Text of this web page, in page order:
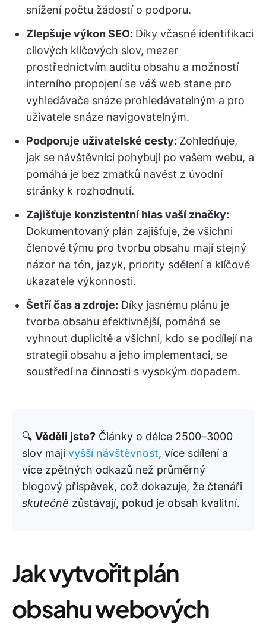
snížení počtu žádostí o podporu.
Zlepšuje výkon SEO: Díky včasné identifikaci
cílových klíčových slov, mezer
prostřednictvím auditu obsahu a možností
interního propojení se váš web stane pro
vyhledávače snáze prohledávatelným a pro
uživatele snáze navigovatelným.
Podporuje uživatelské cesty: Zohledňuje,
jak se návštěvníci pohybují po vašem webu, a
pomáhá je bez zmatků navést z úvodní
stránky k rozhodnutí.
Zajišťuje konzistentní hlas vaší značky:
Dokumentovaný plán zajišťuje, že všichni
členové týmu pro tvorbu obsahu mají stejný
názor na tón, jazyk, priority sdělení a klíčové
ukazatele výkonnosti.
Šetří čas a zdroje: Díky jasnému plánu je
tvorba obsahu efektivnější, pomáhá se
vyhnout duplicitě a všichni, kdo se podílejí na
strategii obsahu a jeho implementaci, se
soustředí na činnosti s vysokým dopadem.
🔍 Věděli jste? Články o délce 2500–3000
slov majívyšší návštěvnost, více sdílení a
více zpětných odkazů než průměrný
blogový příspěvek, což dokazuje, že čtenáři
skutečně zůstávají, pokud je obsah kvalitní.
Jak vytvořit plán
obsahu webových